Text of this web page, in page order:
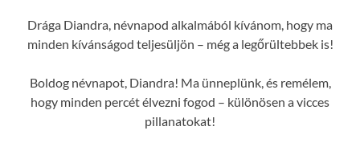
Drága Diandra, névnapod alkalmából kívánom, hogy ma
minden kívánságod teljesüljön – még a legőrültebbek is!
Boldog névnapot, Diandra! Ma ünneplünk, és remélem,
hogy minden percét élvezni fogod – különösen a vicces
pillanatokat!